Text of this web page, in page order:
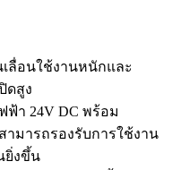
ลื่อนใช้งานหนักและ
ดสูง
ฟ้า 24V DC พร้อม
ามารถรองรับการใช้งาน
ยิ่งขึ้น